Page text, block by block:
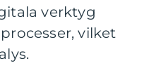
verktyg
vilket